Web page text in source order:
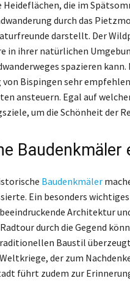
Heideflächen, die im
durch das
darstellt. Der
in ihrer natürlichen
spazieren
von Bispingen sehr
ansteuern. Egal auf
um die Schönheit der
Baudenkmäler
Baudenkmäler
Ein besonders
Architektur
durch die Gegend
Baustil
der zum
führt zudem zur